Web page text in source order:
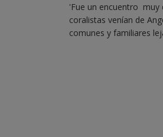
'Fue un encuentro muy
coralistas venían de
comunes y familiares